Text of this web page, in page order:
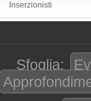
Inserzionisti
Sfoglia: